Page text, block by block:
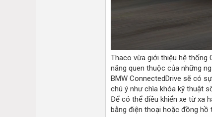
Thaco vừa giới thiệu hệ thống
năng quen thuộc của những
BMW ConnectedDrive sẽ có
chú ý như chìa khóa kỹ thuật
Để có thể điều khiển xe từ xa
bằng điện thoại hoặc đồng hồ